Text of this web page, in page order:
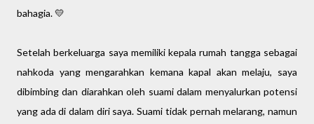
bahagia. 💛
Setelah berkeluarga saya memiliki kepala rumah tangga sebagai
nahkoda yang mengarahkan kemana kapal akan melaju, saya
dibimbing dan diarahkan oleh suami dalam menyalurkan potensi
yang ada di dalam diri saya. Suami tidak pernah melarang, namun